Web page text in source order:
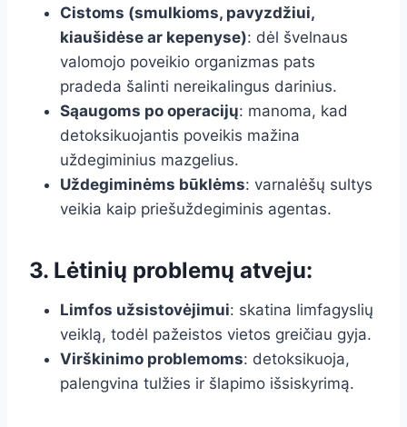
Cistoms (smulkioms, pavyzdžiui,
kiaušidėse ar kepenyse): dėl švelnaus
valomojo poveikio organizmas pats
pradeda šalinti nereikalingus darinius.
Sąaugoms po operacijų: manoma, kad
detoksikuojantis poveikis mažina
uždegiminius mazgelius.
Uždegiminėms būklėms: varnalėšų sultys
veikia kaip priešuždegiminis agentas.
3. Lėtinių problemų atveju:
Limfos užsistovėjimui: skatina limfagyslių
veiklą, todėl pažeistos vietos greičiau gyja.
Virškinimo problemoms: detoksikuoja,
palengvina tulžies ir šlapimo išsiskyrimą.